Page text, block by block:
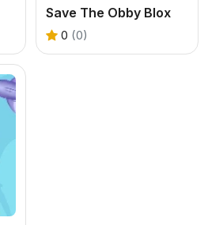
Save The Obby Blox
0 (0)